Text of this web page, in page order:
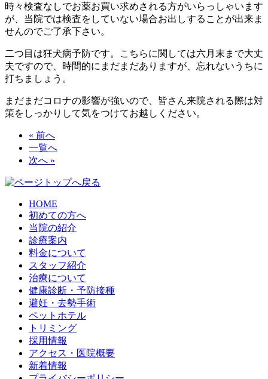
時々検査なしでお薬お買い求めされる方がいらっしゃいます
が、当院では検査をしていない場合お出しすることが出来ま
せんのでご了承下さい。
二つ目は狂犬病予防です。こちらに関しては六月末まで大丈
夫ですので、時間的にまだまだありますが、忘れないうちに
打ちましょう。
まだまだコロナの影響が強いので、皆さん来院される際は対
策をしっかりして気をつけてお越しください。
« 前へ
一覧へ
次へ »
HOME
初めての方へ
当院の紹介
診療案内
料金について
スタッフ紹介
治療について
健康診断・予防接種
避妊・去勢手術
ペットホテル
トリミング
採用情報
アクセス・医院概要
新着情報